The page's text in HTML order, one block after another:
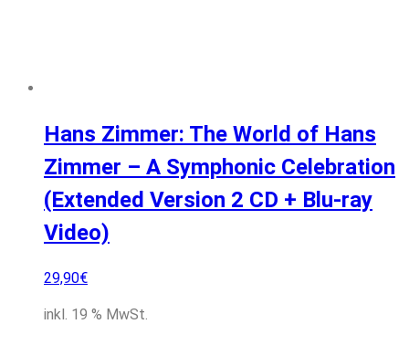
Hans Zimmer: The World of Hans
Zimmer – A Symphonic Celebration
(Extended Version 2 CD + Blu-ray
Video)
29,90€
inkl. 19 % MwSt.